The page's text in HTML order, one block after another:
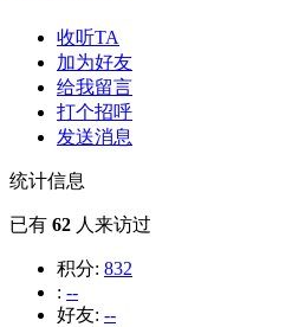
收听TA
加为好友
给我留言
打个招呼
发送消息
统计信息
已有 62 人来访过
积分: 832
: --
好友: --